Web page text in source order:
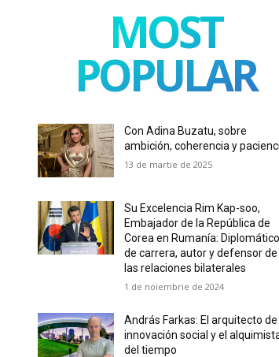
MOST
POPULAR
Con Adina Buzatu, sobre
ambición, coherencia y
13 de martie de 2025
Su Excelencia Rim Kap-soo,
Embajador de la República de
Corea en Rumanía: Diplomático
de carrera, autor y defensor de
las relaciones bilaterales
1 de noiembrie de 2024
András Farkas: El arquitecto de
innovación social y el
del tiempo